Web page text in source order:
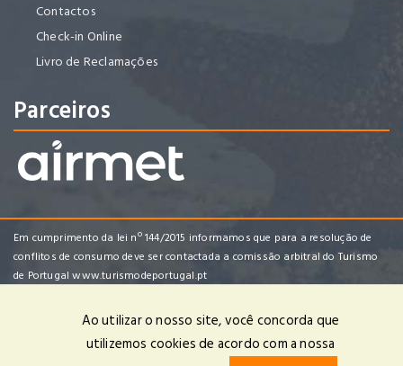
Contactos
Check-in Online
Livro de Reclamações
Parceiros
Em cumprimento da lei nº 144/2015 informamos que para a resolução de
conflitos de consumo deve ser contactada a comissão arbitral do Turismo
de Portugalwww.turismodeportugal.pt
Ao utilizar o nosso site, você concorda que
utilizemos cookies de acordo com a nossa